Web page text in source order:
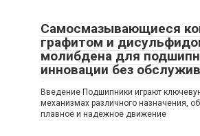
Самосмазывающиеся
графитом и
молибдена для
инновации без
Введение Подшипники играют
механизмах различного назначения,
плавное и надежное движение